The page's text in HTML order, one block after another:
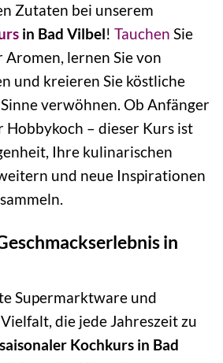
Zutaten bei unserem
in Bad Vilbel! Tauchen Sie
lernen Sie von
und kreieren Sie köstliche
verwöhnen. Ob Anfänger
Hobbykoch – dieser Kurs ist
Ihre kulinarischen
und neue Inspirationen
in
Supermarktware und
die jede Jahreszeit zu
saisonaler Kochkurs in Bad